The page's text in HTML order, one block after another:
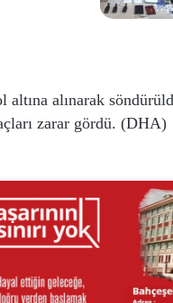
alınarak
zarar gördü. (DHA)